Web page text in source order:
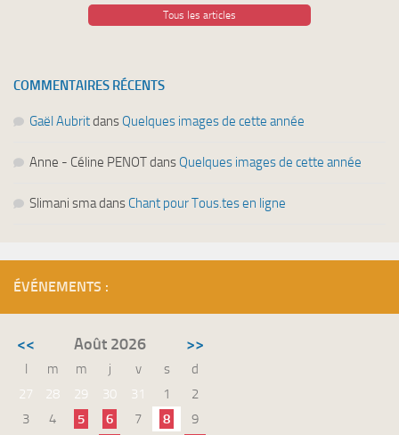
Tous les articles
COMMENTAIRES RÉCENTS
Gaël Aubritdans Quelques images de cette année
Anne - Céline PENOTdans Quelques images de cette année
Slimani smadans Chant pour Tous.tes en ligne
ÉVÉNEMENTS :
<< Août 2026 >>
l m m j v s
d
27
28 29 30 31 1
2
3
4 5 6 7 8
9